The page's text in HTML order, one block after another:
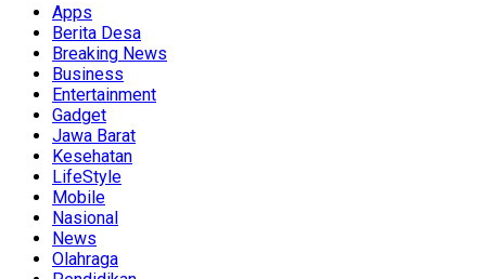
Apps
Berita Desa
Breaking News
Business
Entertainment
Gadget
Jawa Barat
Kesehatan
LifeStyle
Mobile
Nasional
News
Olahraga